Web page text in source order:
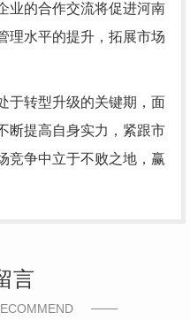
业的合作交流将促进河南
理水平的提升，拓展市场
于转型升级的关键期，面
断提高自身实力，紧跟市
竞争中立于不败之地，赢
言